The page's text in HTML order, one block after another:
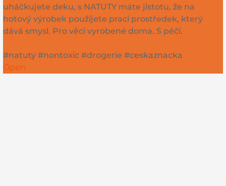
uháčkujete deku, s NATUTY máte jistotu, že na
hotový výrobek použijete prací prostředek, který
dává smysl. Pro věci vyrobené doma. S péčí.
#natuty #nontoxic #drogerie #ceskaznacka
Open